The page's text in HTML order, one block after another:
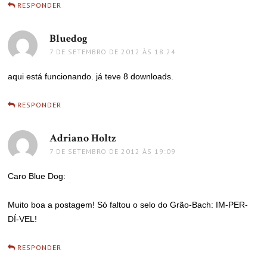
RESPONDER
Bluedog
7 DE SETEMBRO DE 2012 ÀS 18:24
aqui está funcionando. já teve 8 downloads.
RESPONDER
Adriano Holtz
7 DE SETEMBRO DE 2012 ÀS 19:09
Caro Blue Dog:
Muito boa a postagem! Só faltou o selo do Grão-Bach: IM-PER-
DÍ-VEL!
RESPONDER